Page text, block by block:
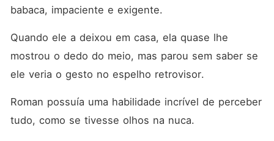
babaca, impaciente e exigente.
Quando ele a deixou em casa, ela quase lhe
mostrou o dedo do meio, mas parou sem saber se
ele veria o gesto no espelho retrovisor.
Roman possuía uma habilidade incrível de perceber
tudo, como se tivesse olhos na nuca.